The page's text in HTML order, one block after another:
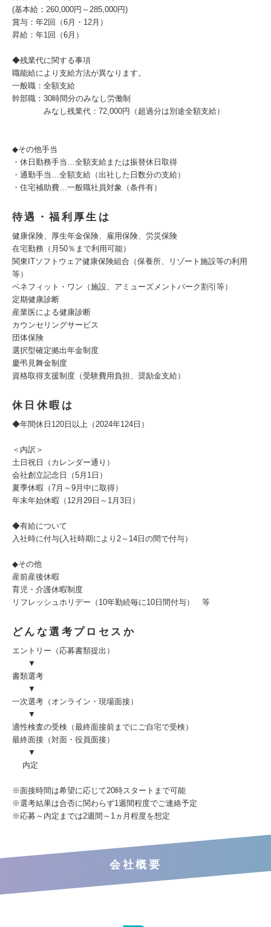
(基本給：260,000円～285,000円)
賞与：年2回（6月・12月）
昇給：年1回（6月）
◆残業代に関する事項
職能給により支給方法が異なります。
一般職：全額支給
幹部職：30時間分のみなし労働制
みなし残業代：72,000円（超過分は別途全額支給）
◆その他手当
・休日勤務手当…全額支給または振替休日取得
・通勤手当…全額支給（出社した日数分の支給）
・住宅補助費…一般職社員対象（条件有）
待遇・福利厚生は
健康保険、厚生年金保険、雇用保険、労災保険
在宅勤務（月50％まで利用可能）
関東ITソフトウェア健康保険組合（保養所、リゾート施設等の利用
等）
ベネフィット・ワン（施設、アミューズメントパーク割引等）
定期健康診断
産業医による健康診断
カウンセリングサービス
団体保険
選択型確定拠出年金制度
慶弔見舞金制度
資格取得支援制度（受験費用負担、奨励金支給）
休日休暇は
◆年間休日120日以上（2024年124日）
＜内訳＞
土日祝日（カレンダー通り）
会社創立記念日（5月1日）
夏季休暇（7月～9月中に取得）
年末年始休暇（12月29日～1月3日）
◆有給について
入社時に付与(入社時期により2～14日の間で付与）
◆その他
産前産後休暇
育児・介護休暇制度
リフレッシュホリデー（10年勤続毎に10日間付与） 等
どんな選考プロセスか
エントリー（応募書類提出）
▼
書類選考
▼
一次選考（オンライン・現場面接）
▼
適性検査の受検（最終面接前までにご自宅で受検）
最終面接（対面・役員面接）
▼
内定
※面接時間は希望に応じて20時スタートまで可能
※選考結果は合否に関わらず1週間程度でご連絡予定
※応募～内定までは2週間～1ヵ月程度を想定
会社概要